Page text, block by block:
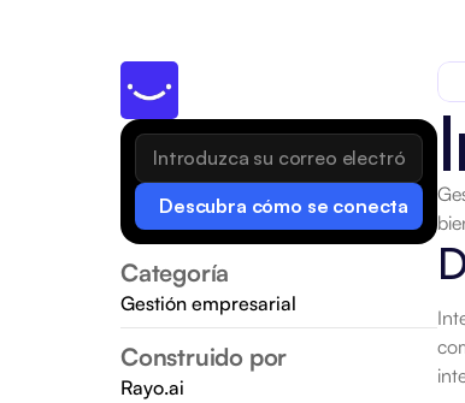
Descubra cómo se conecta
Categoría
Gestión empresarial
Construido por
Rayo.ai